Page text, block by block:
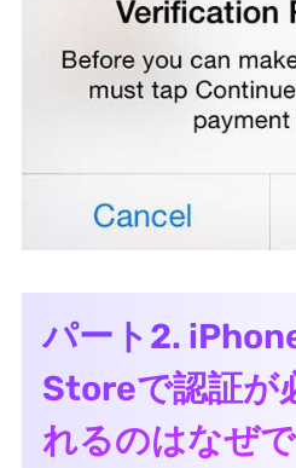
パート2.
Storeで認証が
れるのはなぜ